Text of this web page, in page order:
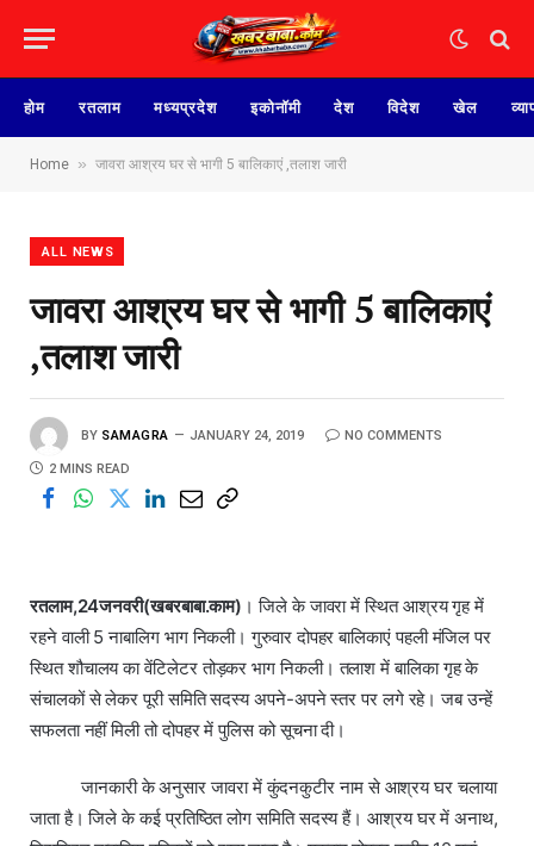
होम रतलाम मध्यप्रदेश इकोनॉमी देश विदेश खेल
Home » जावरा आश्रय घर से भागी 5 बालिकाएं ,तलाश जारी
ALL NEWS
जावरा आश्रय घर से भागी 5 बालिकाएं
,तलाश जारी
BY SAMAGRA JANUARY 24, 2019 NO COMMENTS
2 MINS READ
रतलाम,24जनवरी(खबरबाबा.काम) । जिले के जावरा में स्थित आश्रय गृह में
रहने वाली 5 नाबालिग भाग निकली। गुरुवार दोपहर बालिकाएं पहली मंजिल पर
स्थित शौचालय का वेंटिलेटर तोड़कर भाग निकली। तलाश में बालिका गृह के
संचालकों से लेकर पूरी समिति सदस्य अपने-अपने स्तर पर लगे रहे। जब उन्हें
सफलता नहीं मिली तो दोपहर में पुलिस को सूचना दी।
जानकारी के अनुसार जावरा में कुंदनकुटीर नाम से आश्रय घर चलाया
जाता है। जिले के कई प्रतिष्ठित लोग समिति सदस्य हैं। आश्रय घर में अनाथ,